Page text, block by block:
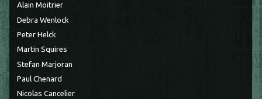
Alain Moitrier
Debra Wenlock
Peter Helck
Martin Squires
Stefan Marjoran
Paul Chenard
Nicolas Cancelier